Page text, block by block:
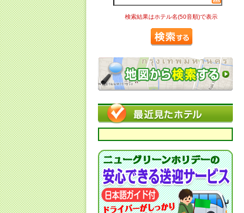
検索結果はホテル名(50音順)で表示